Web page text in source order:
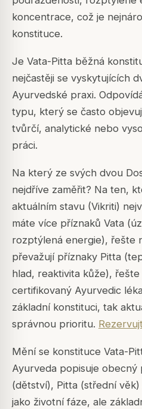
koncentrace, což je
konstituce.
Je Vata-Pitta běžná
nejčastěji se vyskytujících
Ayurvedské praxi.
typu, který se často
tvůrčí, analytické nebo
práci.
Na který ze svých dvou
nejdříve zaměřit? Na ten,
aktuálním stavu (Vikriti)
máte více příznaků Vata
rozptýlená energie), řešte
převažují příznaky Pitta
hlad, reaktivita kůže), řešte
certifikovaný Ayurvedic
základní konstituci, tak
správnou prioritu.
Mění se konstituce Vata-
Ayurveda popisuje obecný
(dětství), Pitta (střední
jako životní fáze, ale